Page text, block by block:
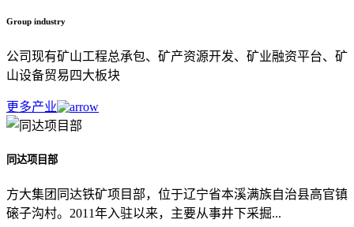
Group industry
公司现有矿山工程总承包、矿产资源开发、矿业融资平台、矿
山设备贸易四大板块
更多产业
同达项目部
方大集团同达铁矿项目部，位于辽宁省本溪满族自治县高官镇
磙子沟村。2011年入驻以来，主要从事井下采掘...